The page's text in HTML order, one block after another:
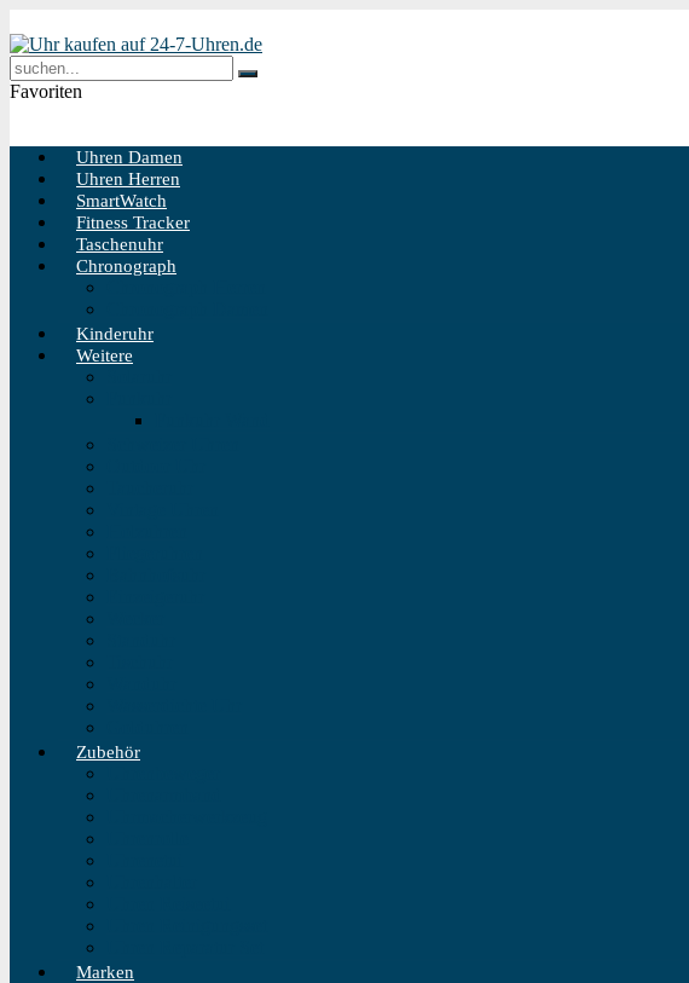
Favoriten
Uhren Damen
Uhren Herren
SmartWatch
Fitness Tracker
Taschenuhr
Chronograph
Kinderuhr
Weitere
Zubehör
Marken